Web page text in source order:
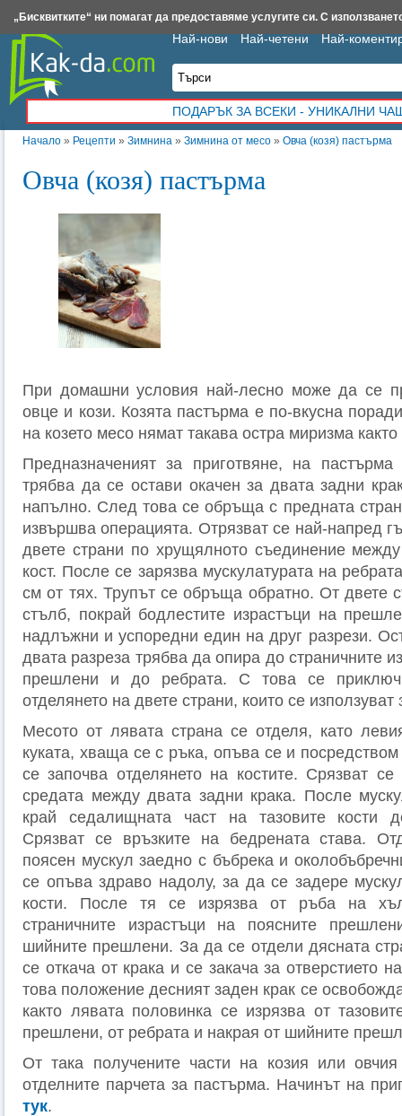
Начало » Рецепти » Зимнина » Зимнина от месо » Овча (козя) пастърма
Овча (козя) пастърма
При домашни условия най-лесно може да се
овце и кози. Козята пастърма е по-вкусна
на козето месо нямат такава остра миризма
Предназначеният за приготвяне, на
трябва да се остави окачен за двата задни
напълно. След това се обръща с предната
извършва операцията. Отрязват се най-напред
двете страни по хрущялното съединение
кост. После се зарязва мускулатурата на
см от тях. Трупът се обръща обратно. От двете
стълб, покрай бодлестите израстъци на
надлъжни и успоредни един на друг разрези.
двата разреза трябва да опира до страничните
прешлени и до ребрата. С това се
отделянето на двете страни, които се използуват
Месото от лявата страна се отделя, като
куката, хваща се с ръка, опъва се и
се започва отделянето на костите. Срязват се
средата между двата задни крака. После
край седалищната част на тазовите кости
Срязват се връзките на бедрената става.
поясен мускул заедно с бъбрека и
се опъва здраво надолу, за да се задере
кости. После тя се изрязва от ръба на
страничните израстъци на поясните
шийните прешлени. За да се отдели дясната
се откача от крака и се закача за отверстието
това положение десният заден крак се
както лявата половинка се изрязва от
прешлени, от ребрата и накрая от шийните
От така получените части на козия или
отделните парчета за пастърма. Начинът на
тук.
Най-нови Най-четени Най-
ПОДАРЪК ЗА ВСЕКИ - УНИКАЛНИ
Insert.bg Framar.bg Kak-da.com Iztochnik.com BauBau.bg NewAge.bg
„Бисквитките“ ни помагат да предоставяме услугите си. С